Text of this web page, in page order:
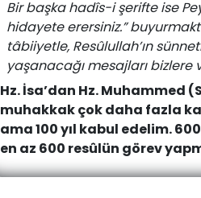
Bir başka hadîs-i şerifte ise
hidayete erersiniz.”
tâbiiyetle, Resûlullah’ın
yaşanacağı mesajları bizlere
Hz. İsa’dan Hz. Muhammed
muhakkak çok daha fazla
ama 100 yıl kabul edelim.
en az 600 resûlün görev